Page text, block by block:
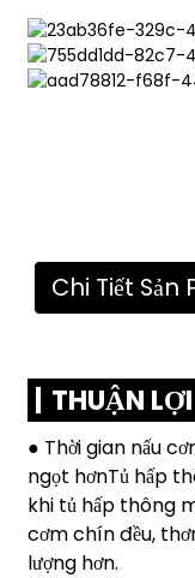
Chi Tiết Sản
THUẬN LỢI
● Thời gian nấu
ngọt hơnTủ hấp
khi tủ hấp thông
cơm chín đều,
lượng hơn.